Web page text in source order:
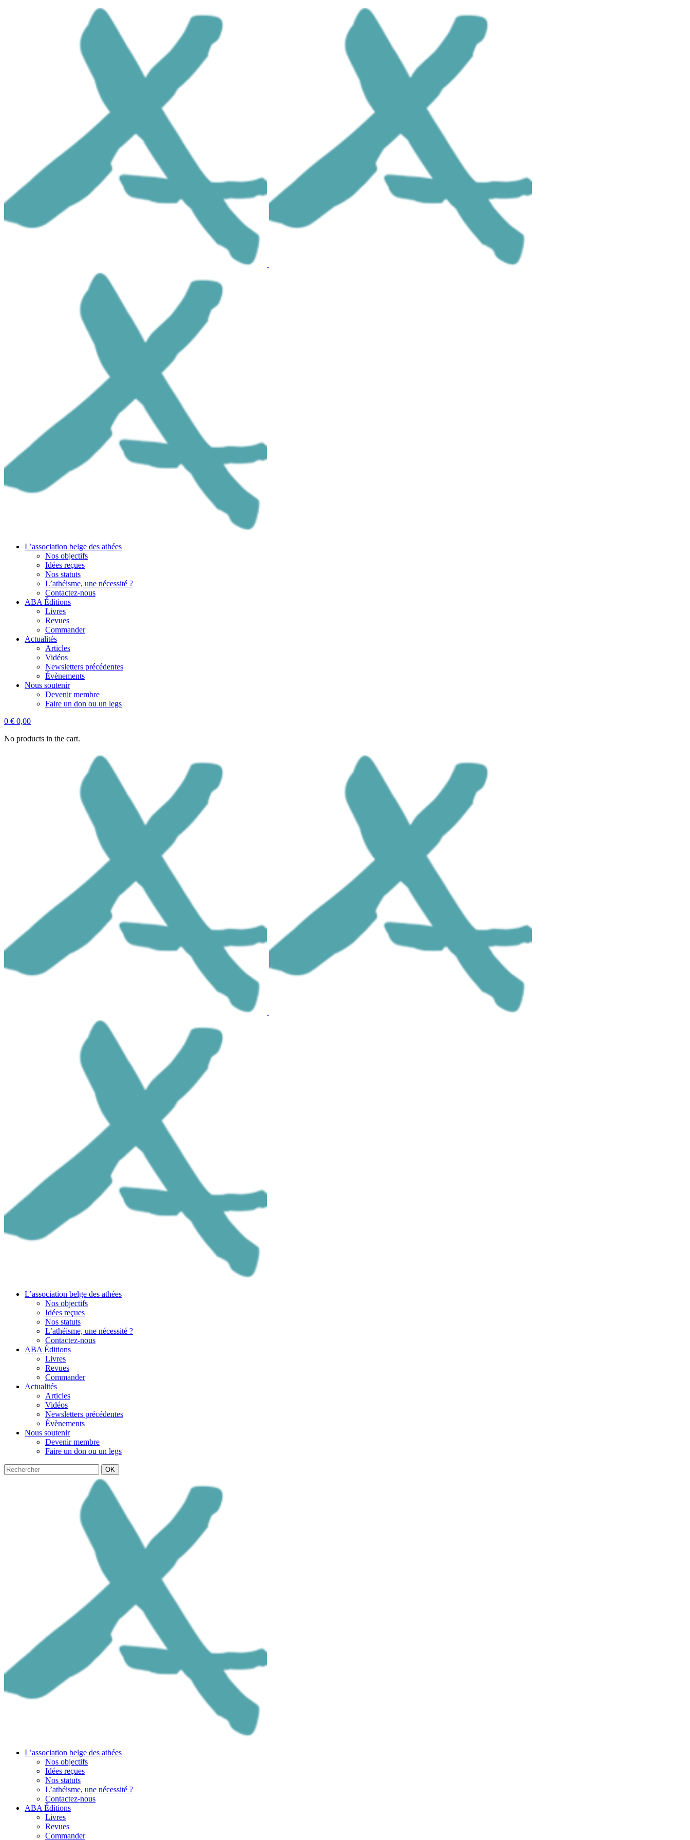
L’association belge des athées
Nos objectifs
Idées reçues
Nos statuts
L’athéisme, une nécessité ?
Contactez-nous
ABA Éditions
Livres
Revues
Commander
Actualités
Articles
Vidéos
Newsletters précédentes
Évènements
Nous soutenir
Devenir membre
Faire un don ou un legs
0 € 0,00
No products in the cart.
L’association belge des athées
Nos objectifs
Idées reçues
Nos statuts
L’athéisme, une nécessité ?
Contactez-nous
ABA Éditions
Livres
Revues
Commander
Actualités
Articles
Vidéos
Newsletters précédentes
Évènements
Nous soutenir
Devenir membre
Faire un don ou un legs
OK
L’association belge des athées
Nos objectifs
Idées reçues
Nos statuts
L’athéisme, une nécessité ?
Contactez-nous
ABA Éditions
Livres
Revues
Commander